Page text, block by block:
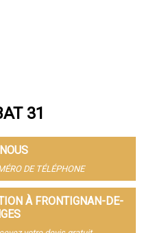
Touch
Agne
31
DE TÉLÉPHONE
À FRONTIGNAN-DE-